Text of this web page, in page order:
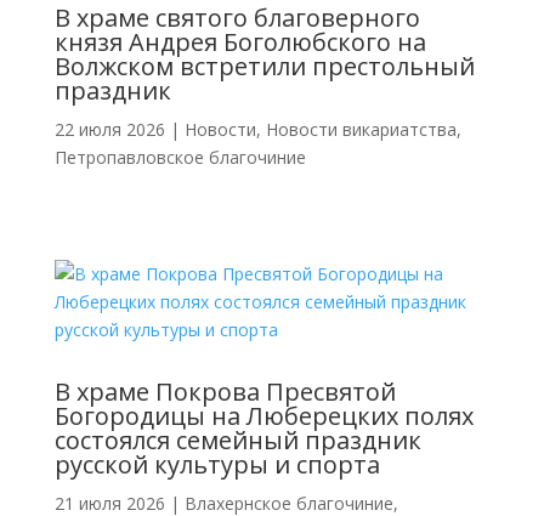
В храме святого благоверного
князя Андрея Боголюбского на
Волжском встретили престольный
праздник
22 июля 2026 | Новости, Новости викариатства,
Петропавловское благочиние
В храме Покрова Пресвятой
Богородицы на Люберецких полях
состоялся семейный праздник
русской культуры и спорта
21 июля 2026 | Влахернское благочиние,